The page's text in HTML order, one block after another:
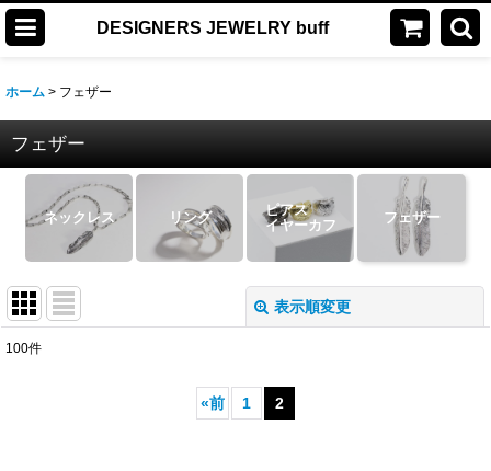
DESIGNERS JEWELRY buff
ホーム > フェザー
フェザー
ネックレス リング
ピアス
イヤーカフ
フェザー
表示順変更
100件
«前 1 2